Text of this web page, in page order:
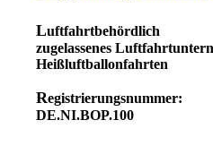
Luftfahrtbehördlich
zugelassenes
Heißluftballonfahrten
Registrierungsnummer:
DE.NI.BOP.100